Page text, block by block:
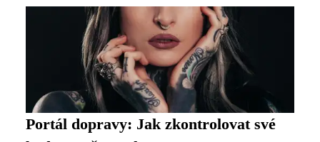
Portál dopravy: Jak zkontrolovat své